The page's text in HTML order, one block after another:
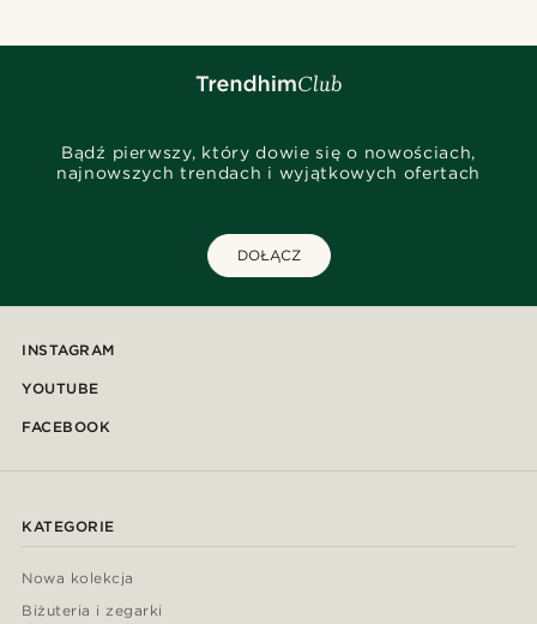
Bądź pierwszy, który dowie się o nowościach,
najnowszych trendach i wyjątkowych ofertach
DOŁĄCZ
INSTAGRAM
YOUTUBE
FACEBOOK
KATEGORIE
Nowa kolekcja
Biżuteria i zegarki